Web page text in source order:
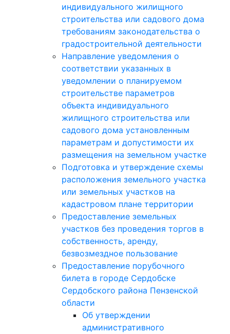
индивидуального жилищного
строительства или садового дома
требованиям законодательства о
градостроительной деятельности
Направление уведомления о
соответствии указанных в
уведомлении о планируемом
строительстве параметров
объекта индивидуального
жилищного строительства или
садового дома установленным
параметрам и допустимости их
размещения на земельном участке
Подготовка и утверждение схемы
расположения земельного участка
или земельных участков на
кадастровом плане территории
Предоставление земельных
участков без проведения торгов в
собственность, аренду,
безвозмездное пользование
Предоставление порубочного
билета в городе Сердобске
Сердобского района Пензенской
области
Об утверждении
административного